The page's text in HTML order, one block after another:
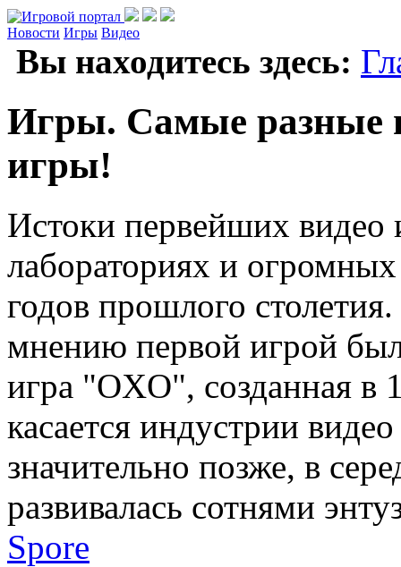
Новости Игры Видео
Вы находитесь здесь:
Игры. Самые разные
игры!
Истоки первейших видео
лабораториях и
годов прошлого
мнению первой игрой
игра "OXO", созданная в
касается индустрии
значительно позже, в
развивалась сотнями
Spore